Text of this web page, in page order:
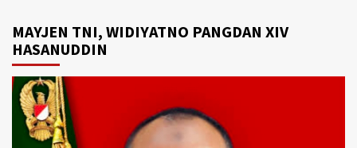
MAYJEN TNI, WIDIYATNO PANGDAN XIV
HASANUDDIN